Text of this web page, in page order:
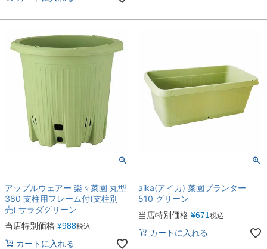
アップルウェアー 楽々菜園 丸型
380 支柱用フレーム付(支柱別
売) サラダグリーン
当店特別価格 ¥988税込
カートに入れる
aika(アイカ) 菜園プランター
510 グリーン
当店特別価格 ¥671 税込
カートに入れる